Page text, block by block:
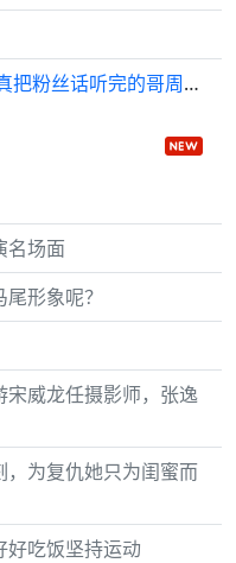
周翊然出妆 每封信都不落下 认真把粉丝话听完的哥周翊然 师兄太稳健
名场面
形象呢？
宋威龙任摄影师，张逸
，为复仇她只为闺蜜而
好吃饭坚持运动